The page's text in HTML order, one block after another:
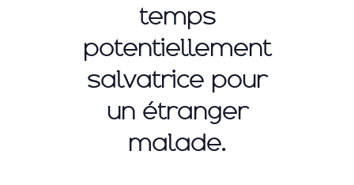
temps
potentiellement
salvatrice pour
un étranger
malade.